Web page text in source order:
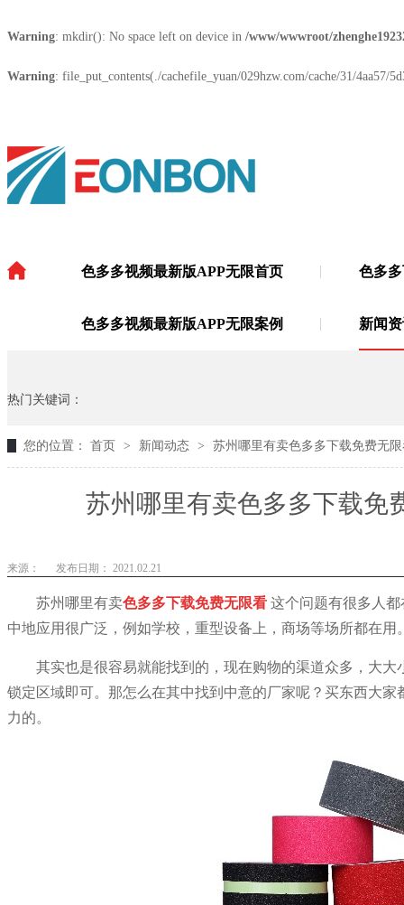
Warning: mkdir(): No space left on device in /www/wwwroot/
Warning: file_put_contents(./cachefile_yuan/029hzw.com/cache/31/
色多多视频最新版APP无限首页 色多
色多多视频最新版APP无限案例 新闻
热门关键词：
您的位置： 首页 > 新闻动态 > 苏州哪里有卖色多多下载免费无
苏州哪里有卖色多多下载免
来源： 发布日期： 2021.02.21
苏州哪里有卖色多多下载免费无限看 这个问题有很多人
中地应用很广泛，例如学校，重型设备上，商场等场所都在
其实也是很容易就能找到的，现在购物的渠道众多，大
锁定区域即可。那怎么在其中找到中意的厂家呢？买东西大
力的。